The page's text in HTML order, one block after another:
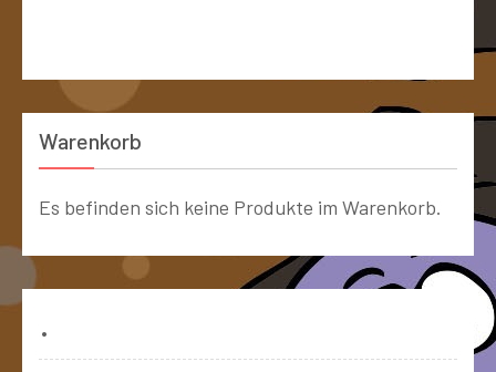
Warenkorb
Es befinden sich keine Produkte im Warenkorb.